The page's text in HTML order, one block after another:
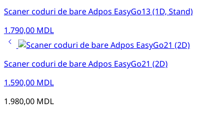
Scaner coduri de bare Adpos EasyGo13 (1D, Stand)
1.790,00 MDL
Scaner coduri de bare Adpos EasyGo21 (2D)
1.590,00 MDL
1.980,00 MDL